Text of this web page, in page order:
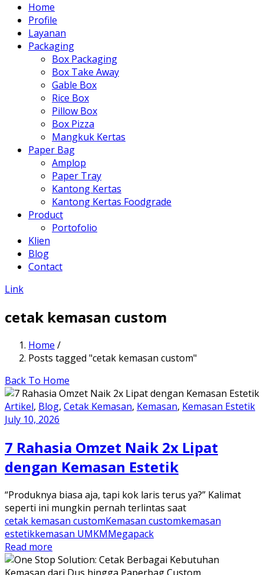
Home
Profile
Layanan
Packaging
Box Packaging
Box Take Away
Gable Box
Rice Box
Pillow Box
Box Pizza
Mangkuk Kertas
Paper Bag
Amplop
Paper Tray
Kantong Kertas
Kantong Kertas Foodgrade
Product
Portofolio
Klien
Blog
Contact
Link
cetak kemasan custom
Home /
Posts tagged "cetak kemasan custom"
Back To Home
Artikel, Blog, Cetak Kemasan, Kemasan, Kemasan Estetik
July 10, 2026
7 Rahasia Omzet Naik 2x Lipat
dengan Kemasan Estetik
“Produknya biasa aja, tapi kok laris terus ya?” Kalimat
seperti ini mungkin pernah terlintas saat
cetak kemasan customKemasan customkemasan
estetikkemasan UMKMMegapack
Read more